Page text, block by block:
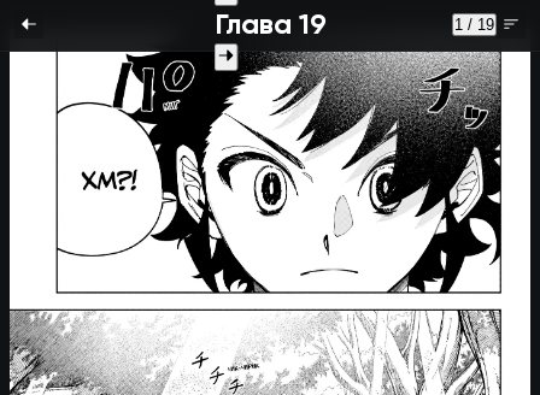
Глава 19 1 / 19